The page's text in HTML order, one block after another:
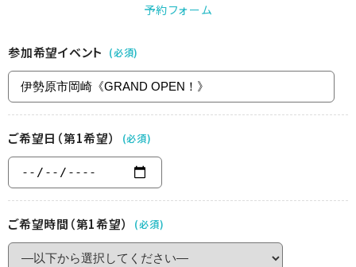
予約フォーム
参加希望イベント (必須)
ご希望日（第1希望） (必須)
ご希望時間（第1希望） (必須)